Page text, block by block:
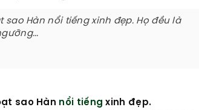
Hàn nổi tiếng xinh đẹp. Họ đều là
sao Hàn nổi tiếng xinh đẹp.